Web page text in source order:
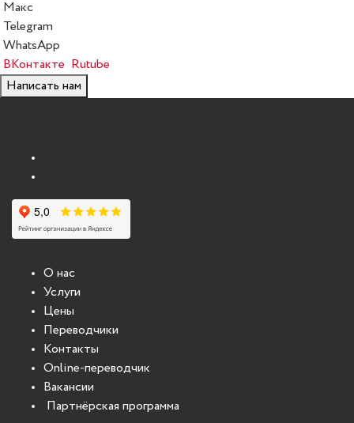
Макс
Telegram
WhatsApp
ВКонтакте
Rutube
Написать нам
О нас
Услуги
Цены
Переводчики
Контакты
Online-переводчик
Вакансии
Партнёрская программа